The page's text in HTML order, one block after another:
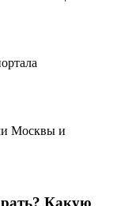
Москвы и
Какую